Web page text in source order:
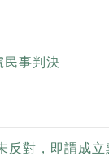
民事判決
對，即謂成立